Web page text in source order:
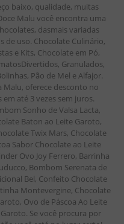
baixo, qualidade, muitas
Malu você encontra uma
dasmais variadas
de uso. Chocolate Culinário,
e Kits, Chocolate em Pó,
Granulados,
Pão de Mel e Alfajor.
Malu, oferece desconto no
até 3 vezes sem juros.
Sonho de Valsa Lacta,
Baton ao Leite Garoto,
Twix Mars, Chocolate
Sabor Chocolate ao Leite
Ovo Joy Ferrero, Barrinha
Bombom Serenata de
Bel, Confeito Chocolate
Montevergine, Chocolate
Ovo de Páscoa Ao Leite
Se você procura por